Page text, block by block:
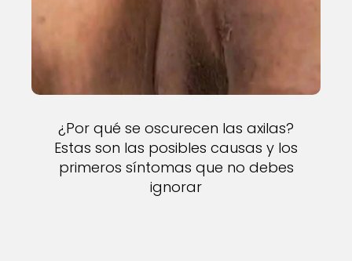
¿Por qué se oscurecen las axilas?
Estas son las posibles causas y los
primeros síntomas que no debes
ignorar